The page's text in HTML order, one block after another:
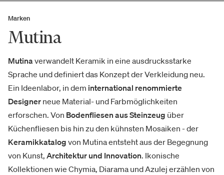
Marken
Mutina
Mutinaverwandelt Keramik in eine ausdrucksstarke
Sprache und definiert das Konzept der Verkleidung neu.
Ein Ideenlabor, in dem international renommierte
Designer neue Material- und Farbmöglichkeiten
erforschen. Von Bodenfliesen aus Steinzeug über
Küchenfliesen bis hin zu den kühnsten Mosaiken - der
Keramikkatalog von Mutina entsteht aus der Begegnung
von Kunst, Architektur und Innovation. Ikonische
Kollektionen wie Chymia, Diarama und Azulej erzählen von